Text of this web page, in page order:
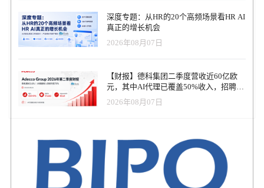
深度专题：从HR的20个高频场景看HR AI
真正的增长机会
2026年08月07日
【财报】德科集团二季度营收近60亿欧
元，其中AI代理已覆盖50%收入，招聘服
务进入运营重构阶段
2026年08月07日